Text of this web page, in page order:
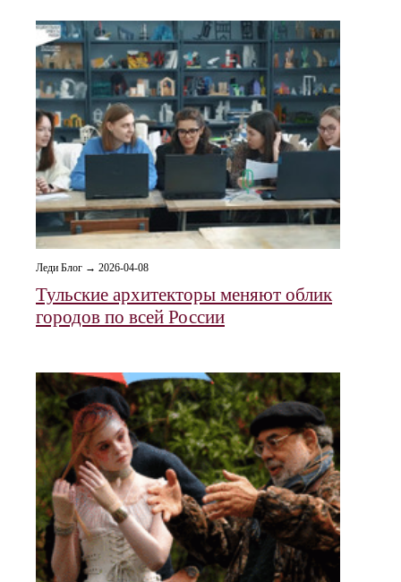
Леди Блог → 2026-04-08
Тульские архитекторы меняют облик
городов по всей России